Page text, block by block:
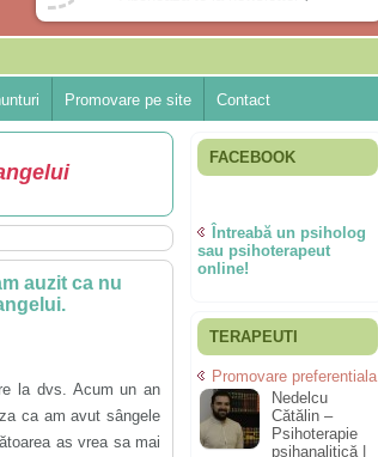
Promovare pe site Contact
auzit ca nu
la dvs. Acum un an
ca am avut sângele
as vrea sa mai
FACEBOOK
Întreabă un psiholog
sau psihoterapeut
online!
TERAPEUTI
Promovare preferentiala
Nedelcu
Cătălin –
Psihoterapie
psihanalitică |